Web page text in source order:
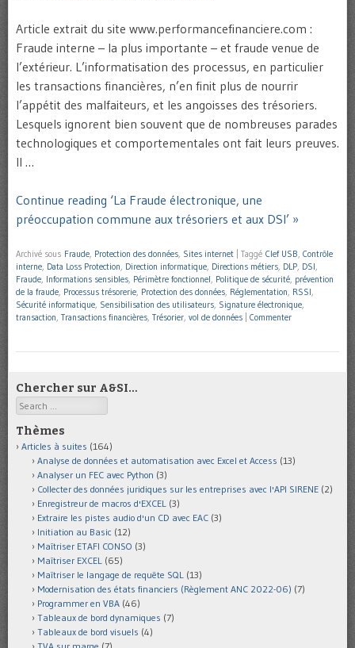
Article extrait du site www.performancefinanciere.com :
Fraude interne – la plus importante – et fraude venue de
l’extérieur. L’informatisation des processus, en particulier
les transactions financières, n’en finit plus de nourrir
l’appétit des malfaiteurs, et les angoisses des trésoriers.
Lesquels ignorent bien souvent que de nombreuses parades
technologiques et comportementales ont fait leurs preuves.
Il …
Continue reading ‘La Fraude électronique, une
préoccupation commune aux trésoriers et aux DSI’ »
Archivé sous Fraude Protection des données Sites internet Taggé Clef USB Contrôle
interne Data Loss Protection Direction informatique Directions métiers DLP DSI
Fraude Informations sensibles Périmètre fonctionnel Politique de sécurité prévention
de la fraude Processus trésorerie Protection des données Réglementation RSSI
Sécurité informatique Sensibilisation des utilisateurs Signature électronique
transaction Transactions financières Trésorier vol de données Commenter
Chercher sur A&SI…
Search
Thèmes
Articles à suites (164)
Analyse de données et automatisation avec Excel et Access (13)
Analyser un FEC avec Python (3)
Collecter des données juridiques sur les entreprises avec l'API SIRENE (2)
Enregistreur de macros d'EXCEL (3)
Extraire les pistes audio d'un CD avec EAC (3)
Initiation au Basic (12)
Maîtriser ETAFI CONSO (3)
Maîtriser EXCEL (65)
Maîtriser le langage de requête SQL (13)
Modernisation des états financiers (Règlement ANC 2022-06) (7)
Programmer en VBA (46)
Tableaux de bord dynamiques (7)
Tableaux de bord visuels (4)